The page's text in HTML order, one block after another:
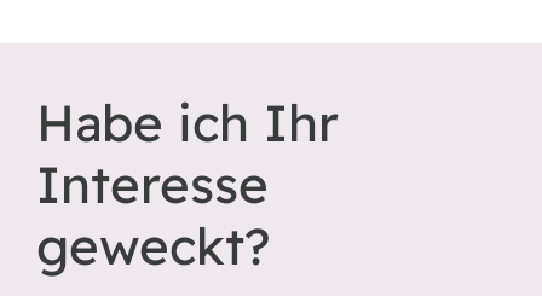
Habe ich Ihr
Interesse
geweckt?